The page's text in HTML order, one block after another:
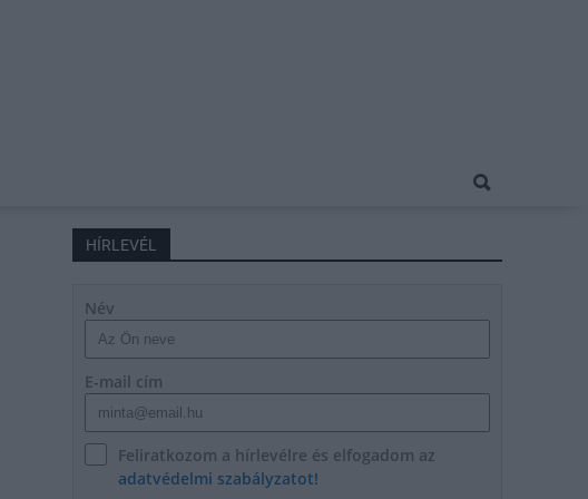
HÍRLEVÉL
Név
E-mail cím
Feliratkozom a hírlevélre és elfogadom az
adatvédelmi szabályzatot!